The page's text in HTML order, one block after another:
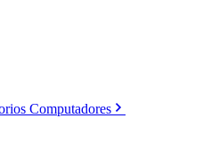
Computadores